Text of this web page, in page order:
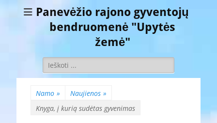
Panevėžio rajono gyventojų
bendruomenė "Upytės
žemė"
Ieškoti:
Namo » Naujienos »
Knyga, į kurią sudėtas gyvenimas